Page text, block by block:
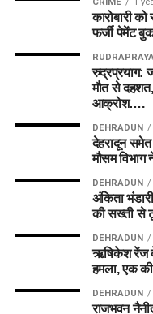
कारोबारी
फर्जी पेमेंट
रुद्रप्रयाग:
मौत से
आक्रोश….
DEHRADUN
देहरादून
मौसम विभाग
DEHRADUN
अंकिता
की सख्ती से
DEHRADUN
ऋषिकेश रेंज
हमला, एक
DEHRADUN
राजभवन